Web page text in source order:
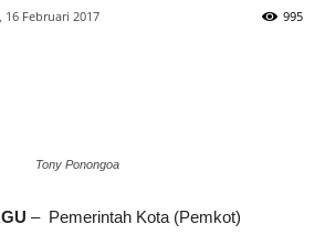
16 Februari 2017 995
Tony Ponongoa
– Pemerintah Kota (Pemkot)